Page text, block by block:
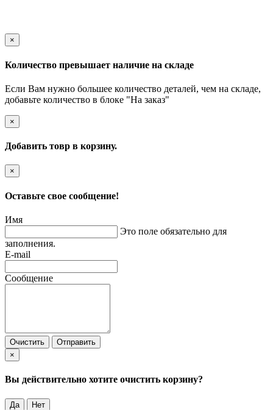
×
Количество превышает наличие на складе
Если Вам нужно большее количество деталей, чем на складе,
добавьте количество в блоке "На заказ"
×
Добавить товр в корзину.
×
Оставьте свое сообщение!
Имя
Это поле обязательно для
заполнения.
E-mail
Сообщение
Очистить
Отправить
×
Вы действительно хотите очистить корзину?
Да Нет